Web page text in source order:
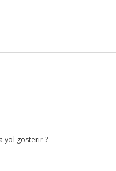
yol gösterir ?